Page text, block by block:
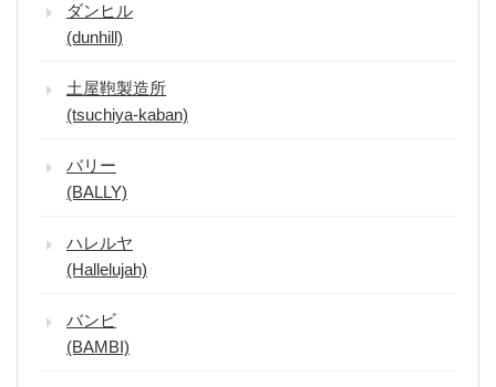
ダンヒル
(dunhill)
土屋鞄製造所
(tsuchiya-kaban)
バリー
(BALLY)
ハレルヤ
(Hallelujah)
バンビ
(BAMBI)